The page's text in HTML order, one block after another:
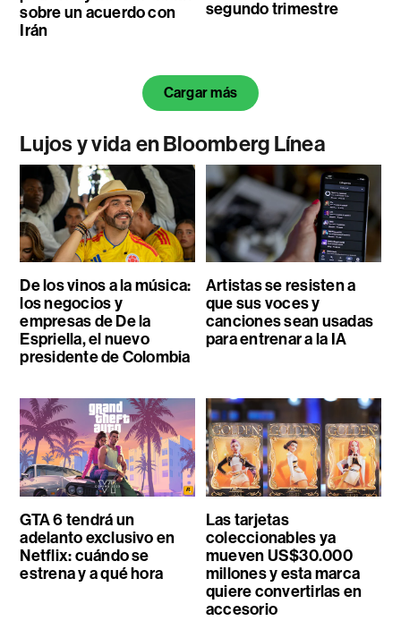
sobre un acuerdo con
Irán
segundo trimestre
Cargar más
Lujos y vida en Bloomberg Línea
De los vinos a la música:
los negocios y
empresas de De la
Espriella, el nuevo
presidente de Colombia
Artistas se resisten a
que sus voces y
canciones sean usadas
para entrenar a la IA
GTA 6 tendrá un
adelanto exclusivo en
Netflix: cuándo se
estrena y a qué hora
Las tarjetas
coleccionables ya
mueven US$30.000
millones y esta marca
quiere convertirlas en
accesorio